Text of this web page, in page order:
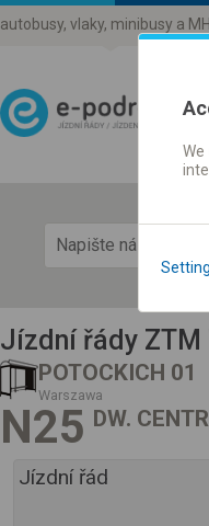
autobusy, vlaky, minibusy a
Jízdní řády ZTM
POTOCKICH 01
Warszawa
N25 DW.
Jízdní řád